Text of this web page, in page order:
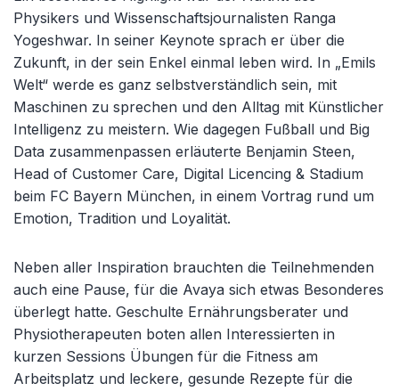
Physikers und Wissenschaftsjournalisten Ranga
Yogeshwar. In seiner Keynote sprach er über die
Zukunft, in der sein Enkel einmal leben wird. In „Emils
Welt“ werde es ganz selbstverständlich sein, mit
Maschinen zu sprechen und den Alltag mit Künstlicher
Intelligenz zu meistern. Wie dagegen Fußball und Big
Data zusammenpassen erläuterte Benjamin Steen,
Head of Customer Care, Digital Licencing & Stadium
beim FC Bayern München, in einem Vortrag rund um
Emotion, Tradition und Loyalität.
Neben aller Inspiration brauchten die Teilnehmenden
auch eine Pause, für die Avaya sich etwas Besonderes
überlegt hatte. Geschulte Ernährungsberater und
Physiotherapeuten boten allen Interessierten in
kurzen Sessions Übungen für die Fitness am
Arbeitsplatz und leckere, gesunde Rezepte für die